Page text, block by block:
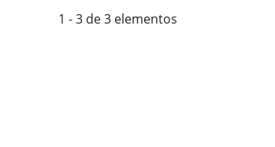
1 - 3 de 3 elementos